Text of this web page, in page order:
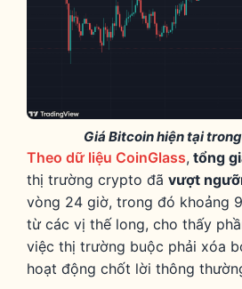
Giá Bitcoin hiện tại
Theo dữ liệu CoinGlass, tổng
thị trường crypto đã vượt
vòng 24 giờ, trong đó khoảng
từ các vị thế long, cho thấy
việc thị trường buộc phải xóa
hoạt động chốt lời thông